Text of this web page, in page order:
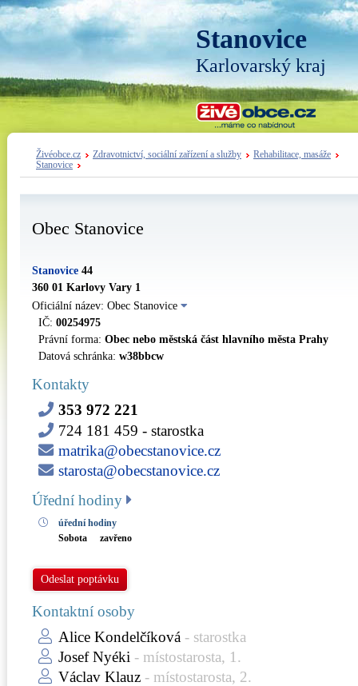
Stanovice
Karlovarský kraj
Živéobce.cz Zdravotnictví, sociální zařízení a služby
Rehabilitace, masáže
Stanovice
Obec Stanovice
Stanovice 44
360 01 Karlovy Vary 1
Oficiální název: Obec Stanovice
IČ: 00254975
Právní forma: Obec nebo městská část hlavního města Prahy
Datová schránka: w38bbcw
Kontakty
353 972 221
724 181 459 - starostka
matrika@obecstanovice.cz
starosta@obecstanovice.cz
Úřední hodiny
úřední hodiny
Sobota
zavřeno
Odeslat poptávku
Kontaktní osoby
Alice Kondelčíková - starostka
Josef Nyéki - místostarosta, 1.
Václav Klauz - místostarosta, 2.